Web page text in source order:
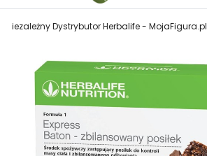
Niezależny Dystrybutor Herbalife - MojaFigura.pl